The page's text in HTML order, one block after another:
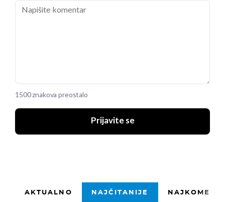
1500 znakova preostalo
Prijavite se
AKTUALNO NAJČITANIJE